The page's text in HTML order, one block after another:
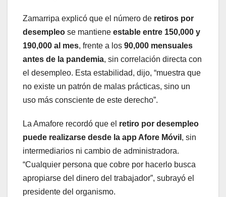
Zamarripa explicó que el número de retiros por
desempleo se mantiene estable entre 150,000 y
190,000 al mes, frente a los 90,000 mensuales
antes de la pandemia, sin correlación directa con
el desempleo. Esta estabilidad, dijo, “muestra que
no existe un patrón de malas prácticas, sino un
uso más consciente de este derecho”.
La Amafore recordó que el retiro por desempleo
puede realizarse desde la app Afore Móvil , sin
intermediarios ni cambio de administradora.
“Cualquier persona que cobre por hacerlo busca
apropiarse del dinero del trabajador”, subrayó el
presidente del organismo.